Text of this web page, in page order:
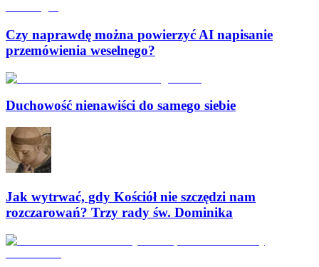
Czy naprawdę można powierzyć AI napisanie
przemówienia weselnego?
Duchowość nienawiści do samego siebie
Jak wytrwać, gdy Kościół nie szczędzi nam
rozczarowań? Trzy rady św. Dominika